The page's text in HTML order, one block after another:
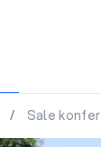
/ Sale